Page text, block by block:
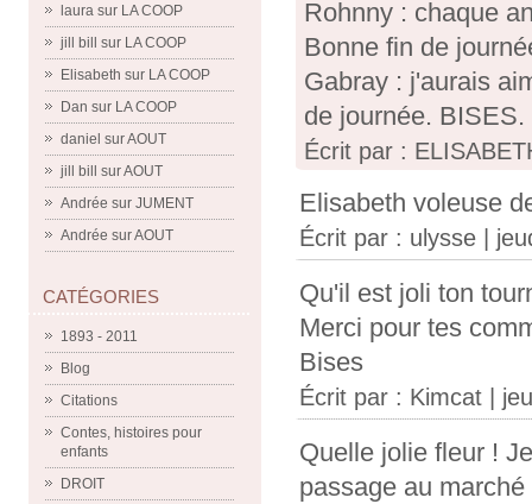
laura sur LA COOP
jill bill
sur LA COOP
Elisabeth sur LA COOP
Dan sur LA COOP
daniel surAOUT
jill bill
surAOUT
Andrée sur JUMENT
Andrée surAOUT
CATÉGORIES
1893 - 2011
Blog
Citations
Contes, histoires pour
enfants
DROIT
Rohnny : chaque
Bonne fin de
Gabray : j'aurais
de journée. BISES.
Écrit par :
Elisabeth voleuse
Écrit par : ulysse |
Qu'il est joli ton
Merci pour tes
Bises
Écrit par : Kimcat |
Quelle jolie fleur !
passage au